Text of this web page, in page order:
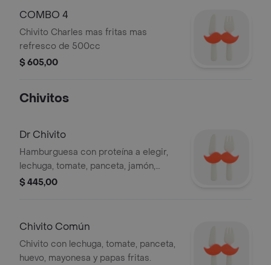
COMBO 4
Chivito Charles mas fritas mas
refresco de 500cc
$ 605,00
Chivitos
Dr Chivito
Hamburguesa con proteína a elegir,
lechuga, tomate, panceta, jamón,
cebolla, hongos, pickles, catalanes,
$ 445,00
Chivito Común
Chivito con lechuga, tomate, panceta,
huevo, mayonesa y papas fritas.